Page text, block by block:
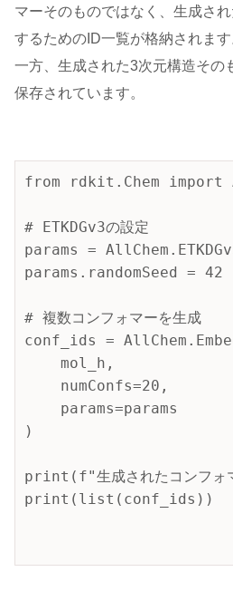
マーそのものではなく、生成さ
するためのID一覧が格納されます
一方、生成された3次元構造その
保存されています。
from rdkit.Chem import
# ETKDGv3の設定
params =
params.randomSeed = 42
# 複数コンフォマーを生成
conf_ids =
    mol_h,
    numConfs=20,
    params=params
)
print(f"生成されたコン
print(list(conf_ids))